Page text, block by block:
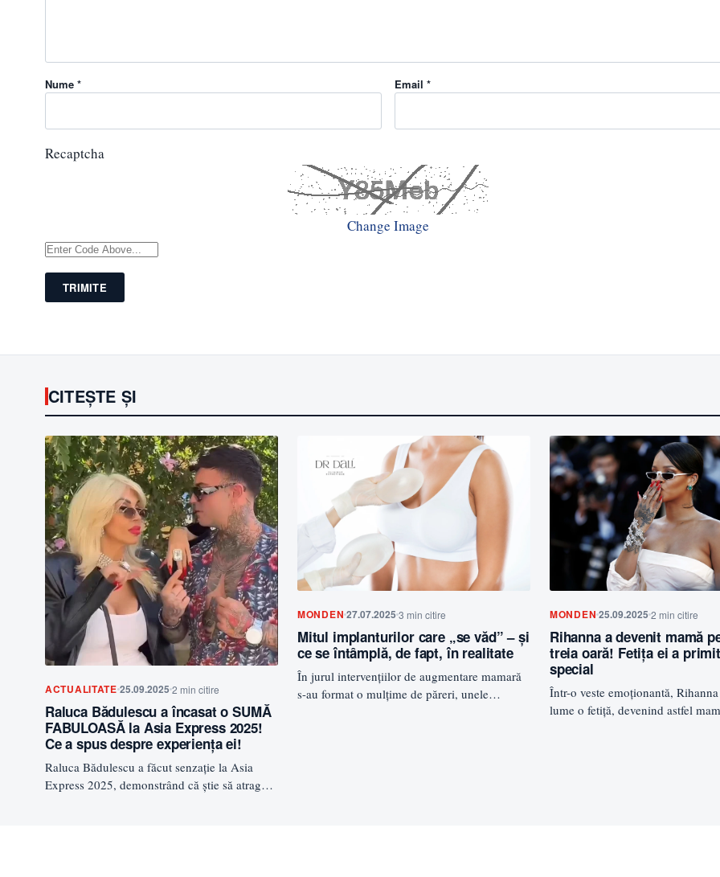
Nume * Email *
Recaptcha
Change Image
TRIMITE
CITEȘTE ȘI
ACTUALITATE 25.09.2025 2 min citire
Raluca Bădulescu a încasat o SUMĂ
FABULOASĂ la Asia Express 2025!
Ce a spus despre experiența ei!
Raluca Bădulescu a făcut senzație la Asia
Express 2025, demonstrând că știe să atragă
MONDEN27.07.20253 min citire
Mitul implanturilor care „se văd” – și
ce se întâmplă, de fapt, în realitate
În jurul intervențiilor de augmentare mamară
s-au format o mulțime de păreri, unele
MONDEN25.09.20252 min citire
Rihanna a devenit mamă
treia oară! Fetița ei a
special
Într-o veste emoționantă,
lume o fetiță, devenind astfel